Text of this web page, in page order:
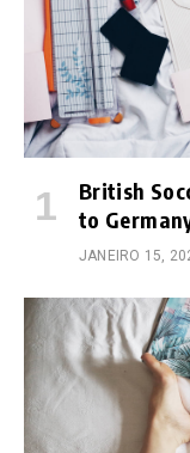
British
to
JANEIRO 15,